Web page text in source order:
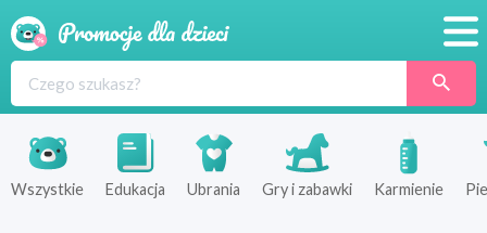
Produkty
Sklepy
Wszystkie Edukacja Ubrania Gry i zabawki Karmienie